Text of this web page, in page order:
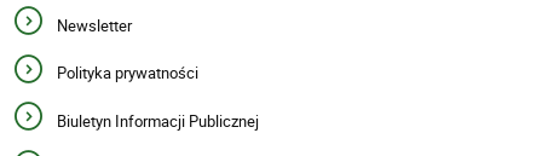
Newsletter
Polityka prywatności
Biuletyn Informacji Publicznej